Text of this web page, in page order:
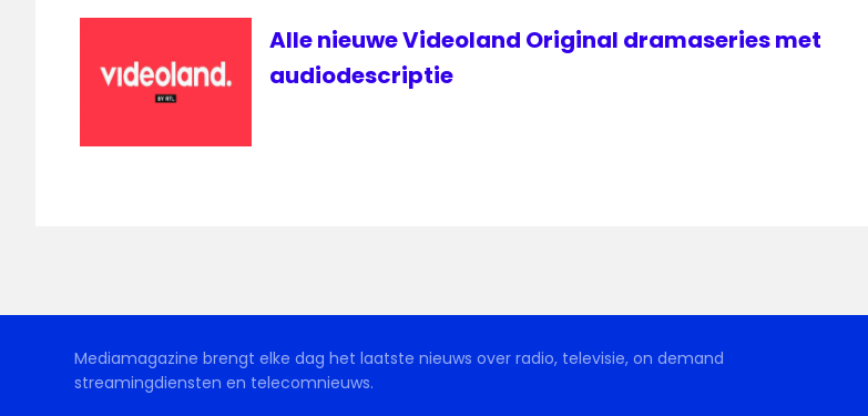
Alle nieuwe Videoland Original dramaseries met
audiodescriptie
Mediamagazine brengt elke dag het laatste nieuws over radio, televisie, on demand
streamingdiensten en telecomnieuws.